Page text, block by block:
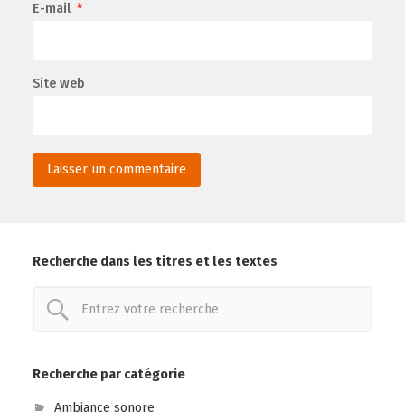
E-mail *
Site web
Recherche dans les titres et les textes
Recherche par catégorie
Ambiance sonore